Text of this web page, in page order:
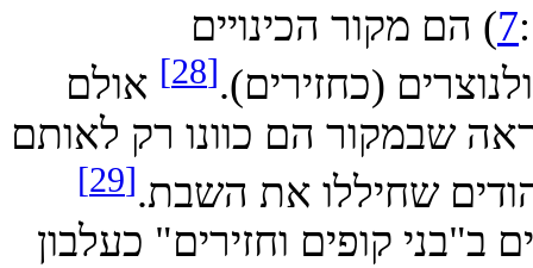
הם מקור הכינויים
(כחזירים).[28]
אולם
שבמקור הם כוונו רק לאותם
שחיללו את השבת.[29]
קופים וחזירים" כעלבון